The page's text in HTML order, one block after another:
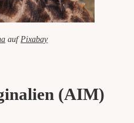
aufPixabay
(AIM)